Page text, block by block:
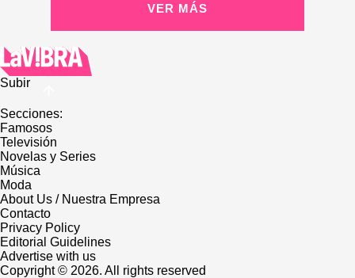
VER MÁS
Subir
Secciones:
Famosos
Televisión
Novelas y Series
Música
Moda
About Us / Nuestra Empresa
Contacto
Privacy Policy
Editorial Guidelines
Advertise with us
Copyright © 2026. All rights reserved